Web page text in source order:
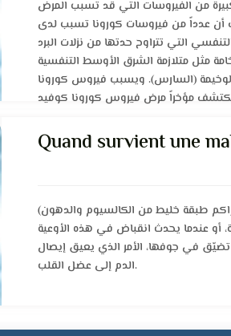
من الفيروسات التي قد تسبب المرض
أن عدداً من فيروسات كورونا تسبب لدى
التي تتراوح حدتها من نزلات البرد
مثل متلازمة الشرق الأوسط التنفسية
الوخيمة (السارس). ويسبب فيروس كورونا
Quand survient une
طبقة خليط من الكالسيوم والدهون)
أو عندما يحدث انقباض في هذه الأوعية
في جوفها، الأمر الذي يعيق إيصال
الدم إلى عضل القلب.